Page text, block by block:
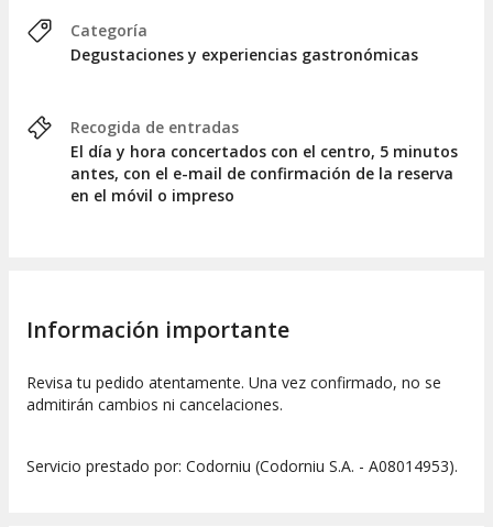
Entrante (a escoger un plato)
Croqueta de pollo rustido
Jamón Ibérico y pan con tomate
Stracciatella de burrata con tomates semisecos,
pistachos y aceite de albahaca
36 meses
Principal (a escoger un plato)
Jarrete de ternera a baja temperatura con apionabo
y múrgulas
Categoría
Degustaciones y experiencias gastronómicas
Recogida de entradas
El día y hora concertados con el centro, 5 minutos
antes, con el e-mail de confirmación de la reserva
en el móvil o impreso
Información importante
Revisa tu pedido atentamente. Una vez confirmado, no se
admitirán cambios ni cancelaciones.
Servicio prestado por: Codorniu (Codorniu S.A. - A08014953).